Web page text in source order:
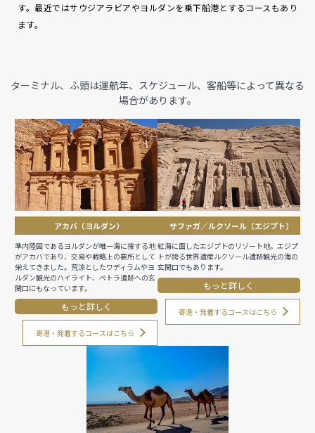
す。最近ではサウジアラビアやヨルダンを乗下船港とするコースもあり
ます。
ターミナル、ふ頭は運航年、スケジュール、客船等によって異なる
場合があります。
アカバ（ヨルダン）
準内陸国であるヨルダンが唯一海に接する地
がアカバであり、交易や戦略上の要所として
栄えてきました。荒涼としたワディラムやヨ
ルダン観光のハイライト、ぺトラ遺跡への玄
関口にもなっています。
もっと詳しく
寄港・発着するコースはこちら
サファガ／ルクソール（エジプト）
紅海に面したエジプトのリゾート地。エジプ
トが誇る世界遺産ルクソール遺跡観光の海の
玄関口でもあります。
もっと詳しく
寄港・発着するコースはこちら